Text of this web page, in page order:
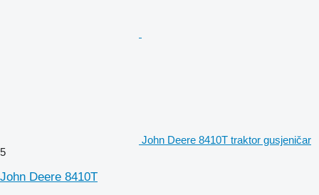
John Deere 8410T traktor gusjeničar
5
John Deere 8410T